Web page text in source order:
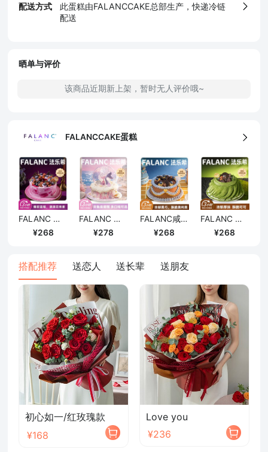
配送方式
此蛋糕由FALANCCAKE总部生产，快递冷链
配送
确定
晒单与评价
该商品近期新上架，暂时无人评价哦~
FALANCCAKE蛋糕
FALANC 四重莓果·熔岩黑巧蓝莓蛋糕/6寸
268
FALANC 双鱼座·粉霞星海奶油蛋糕/6寸
278
FALANC咸可可·生巧奥利奥蛋糕/6寸
268
FALANC 厚抹茶·黑巧奥利奥蛋糕/6寸
268
搭配推荐 送恋人 送长辈 送朋友
初心如一/红玫瑰款
¥168
Love you
¥236